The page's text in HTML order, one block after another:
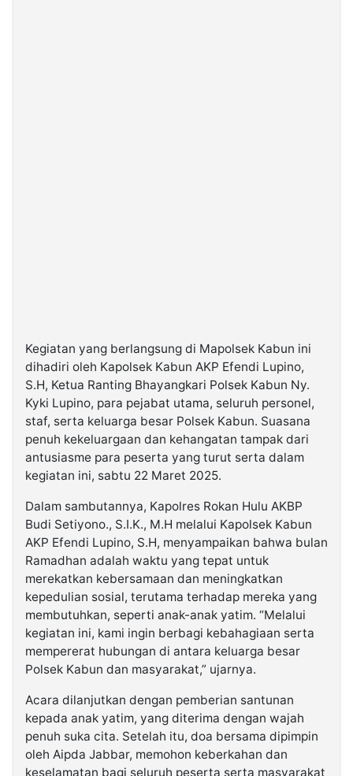
Kegiatan yang berlangsung di Mapolsek Kabun ini
dihadiri oleh Kapolsek Kabun AKP Efendi Lupino,
S.H, Ketua Ranting Bhayangkari Polsek Kabun Ny.
Kyki Lupino, para pejabat utama, seluruh personel,
staf, serta keluarga besar Polsek Kabun. Suasana
penuh kekeluargaan dan kehangatan tampak dari
antusiasme para peserta yang turut serta dalam
kegiatan ini, sabtu 22 Maret 2025.
Dalam sambutannya, Kapolres Rokan Hulu AKBP
Budi Setiyono., S.I.K., M.H melalui Kapolsek Kabun
AKP Efendi Lupino, S.H, menyampaikan bahwa bulan
Ramadhan adalah waktu yang tepat untuk
merekatkan kebersamaan dan meningkatkan
kepedulian sosial, terutama terhadap mereka yang
membutuhkan, seperti anak-anak yatim. “Melalui
kegiatan ini, kami ingin berbagi kebahagiaan serta
mempererat hubungan di antara keluarga besar
Polsek Kabun dan masyarakat,” ujarnya.
Acara dilanjutkan dengan pemberian santunan
kepada anak yatim, yang diterima dengan wajah
penuh suka cita. Setelah itu, doa bersama dipimpin
oleh Aipda Jabbar, memohon keberkahan dan
keselamatan bagi seluruh peserta serta masyarakat